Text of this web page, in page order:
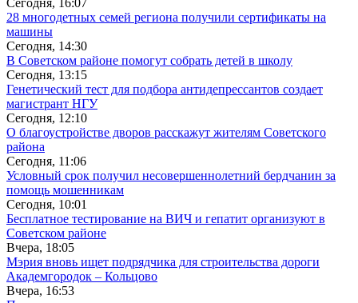
Сегодня, 16:07
28 многодетных семей региона получили сертификаты на
машины
Сегодня, 14:30
В Советском районе помогут собрать детей в школу
Сегодня, 13:15
Генетический тест для подбора антидепрессантов создает
магистрант НГУ
Сегодня, 12:10
О благоустройстве дворов расскажут жителям Советского
района
Сегодня, 11:06
Условный срок получил несовершеннолетний бердчанин за
помощь мошенникам
Сегодня, 10:01
Бесплатное тестирование на ВИЧ и гепатит организуют в
Советском районе
Вчера, 18:05
Мэрия вновь ищет подрядчика для строительства дороги
Академгородок – Кольцово
Вчера, 16:53